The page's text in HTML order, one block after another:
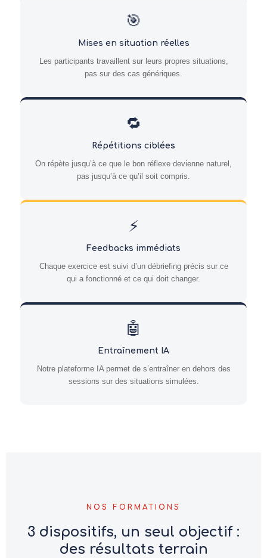
🎯
Mises en situation réelles
Les participants travaillent sur leurs propres situations,
pas sur des cas génériques.
🔁
Répétitions ciblées
On répète jusqu’à ce que le bon réflexe devienne naturel,
pas jusqu’à ce qu’il soit compris.
⚡
Feedbacks immédiats
Chaque exercice est suivi d’un débriefing précis sur ce
qui a fonctionné et ce qui doit changer.
🤖
Entraînement IA
Notre plateforme IA permet de s’entraîner en dehors des
sessions sur des situations simulées.
NOS FORMATIONS
3 dispositifs, un seul objectif :
des résultats terrain